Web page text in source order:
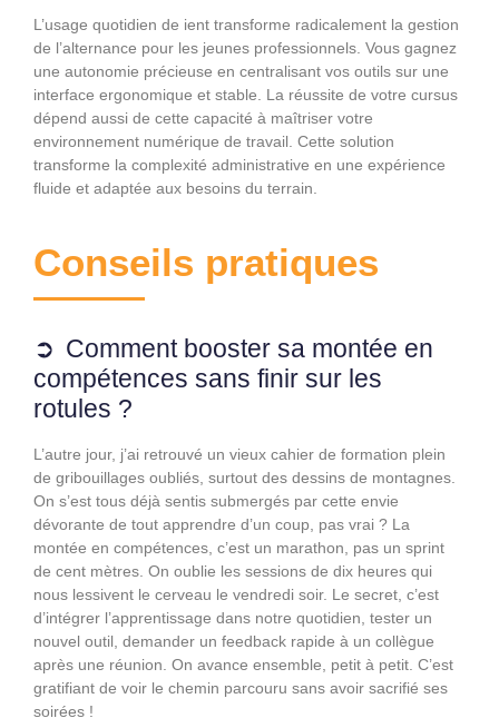
L’usage quotidien de ient transforme radicalement la gestion
de l’alternance pour les jeunes professionnels. Vous gagnez
une autonomie précieuse en centralisant vos outils sur une
interface ergonomique et stable. La réussite de votre cursus
dépend aussi de cette capacité à maîtriser votre
environnement numérique de travail. Cette solution
transforme la complexité administrative en une expérience
fluide et adaptée aux besoins du terrain.
Conseils pratiques
Comment booster sa montée en
compétences sans finir sur les
rotules ?
L’autre jour, j’ai retrouvé un vieux cahier de formation plein
de gribouillages oubliés, surtout des dessins de montagnes.
On s’est tous déjà sentis submergés par cette envie
dévorante de tout apprendre d’un coup, pas vrai ? La
montée en compétences, c’est un marathon, pas un sprint
de cent mètres. On oublie les sessions de dix heures qui
nous lessivent le cerveau le vendredi soir. Le secret, c’est
d’intégrer l’apprentissage dans notre quotidien, tester un
nouvel outil, demander un feedback rapide à un collègue
après une réunion. On avance ensemble, petit à petit. C’est
gratifiant de voir le chemin parcouru sans avoir sacrifié ses
soirées !